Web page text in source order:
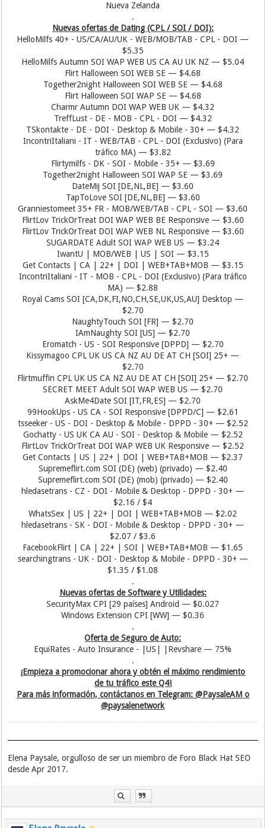
Nueva Zelanda
.
Nuevas ofertas de Dating (CPL / SOI / DOI):
HelloMilfs 40+ - US/CA/AU/UK - WEB/MOB/TAB - CPL - DOI —
$5.35
HelloMilfs Autumn SOI WAP WEB US CA AU UK NZ — $5.04
Flirt Halloween SOI WEB SE — $4.68
Together2night Halloween SOI WEB SE — $4.68
Flirt Halloween SOI WAP SE — $4.68
Charmr Autumn DOI WAP WEB UK — $4.32
TreffLust - DE - MOB - CPL - DOI — $4.32
TSkontakte - DE - DOI - Desktop & Mobile - 30+ — $4.32
IncontriItaliani - IT - WEB/TAB - CPL - DOI (Exclusivo) (Para
tráfico MA) — $3.82
Flirtymilfs - DK - SOI - Mobile - 35+ — $3.69
Together2night Halloween SOI WAP SE — $3.69
DateMij SOI [DE,NL,BE] — $3.60
TapToLove SOI [DE,NL,BE] — $3.60
Granniestomeet 35+ FR - MOB/WEB/TAB - CPL - SOI — $3.60
FlirtLov TrickOrTreat DOI WAP WEB BE Responsive — $3.60
FlirtLov TrickOrTreat DOI WAP WEB NL Responsive — $3.60
SUGARDATE Adult SOI WAP WEB US — $3.24
IwantU | MOB/WEB | US | SOI — $3.15
Get Contacts | CA | 22+ | DOI | WEB+TAB+MOB — $3.15
IncontriItaliani - IT - MOB - CPL - DOI (Exclusivo) (Para tráfico
MA) — $2.88
Royal Cams SOI [CA,DK,FI,NO,CH,SE,UK,US,AU] Desktop —
$2.70
NaughtyTouch SOI [FR] — $2.70
IAmNaughty SOI [US] — $2.70
Eromatch - US - SOI Responsive [DPPD] — $2.70
Kissymagoo CPL UK US CA NZ AU DE AT CH [SOI] 25+ —
$2.70
Flirtmuffin CPL UK US CA NZ AU DE AT CH [SOI] 25+ — $2.70
SECRET MEET Adult SOI WAP WEB US — $2.70
AskMe4Date SOI [IT,FR,ES] — $2.70
99HookUps - US CA - SOI Responsive [DPPD/C] — $2.61
tsseeker - US - DOI - Desktop & Mobile - DPPD - 30+ — $2.52
Gochatty - US UK CA AU - SOI - Desktop & Mobile — $2.52
FlirtLov TrickOrTreat DOI WAP WEB UK Responsive — $2.52
Get Contacts | US | 22+ | DOI | WEB+TAB+MOB — $2.37
Supremeflirt.com SOI (DE) (web) (privado) — $2.40
Supremeflirt.com SOI (DE) (mob) (privado) — $2.40
hledasetrans - CZ - DOI - Mobile & Desktop - DPPD - 30+ —
$2.16 / $4
WhatsSex | US | 22+ | DOI | WEB+TAB+MOB — $2.02
hledasetrans - SK - DOI - Mobile & Desktop - DPPD - 30+ —
$2.07 / $3.6
FacebookFlirt | CA | 22+ | SOI | WEB+TAB+MOB — $1.65
searchingtrans - UK - DOI - Desktop & Mobile - DPPD - 30+ —
$1.35 / $1.08
.
Nuevas ofertas de Software y Utilidades:
SecurityMax CPI [29 países] Android — $0.027
Windows Extension CPI [WW] — $0.36
.
Oferta de Seguro de Auto:
EquiRates - Auto Insurance - |US| |Revshare — 75%
.
¡Empieza a promocionar ahora y obtén el máximo rendimiento
de tu tráfico este Q4!
Para más información, contáctanos en Telegram: @PaysaleAM o
@paysalenetwork
Elena Paysale, orgulloso de ser un miembro de Foro Black Hat SEO
desde Apr 2017.